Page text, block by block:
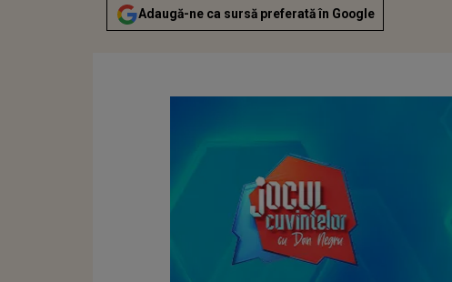
Adaugă-ne ca sursă preferată în Google